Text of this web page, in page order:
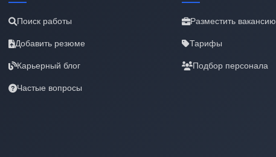
Поиск работы
Добавить резюме
Карьерный блог
Частые вопросы
Разместить вакансию
Тарифы
Подбор персонала